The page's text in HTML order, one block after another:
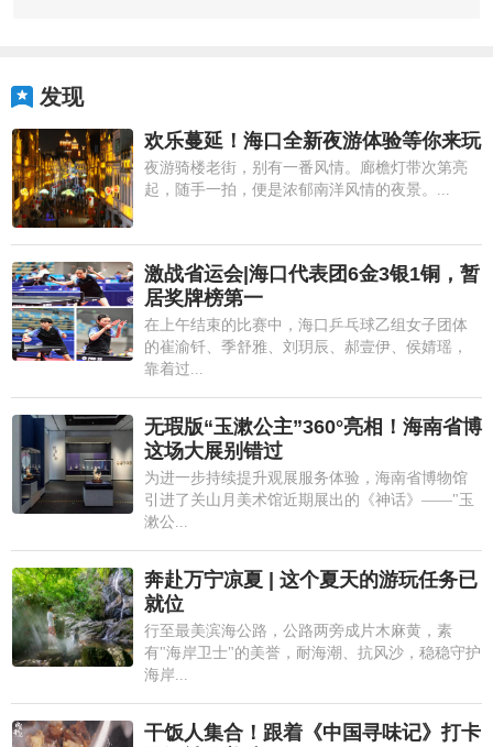
发现
欢乐蔓延！海口全新夜游体验等你来玩
夜游骑楼老街，别有一番风情。廊檐灯带次第亮
起，随手一拍，便是浓郁南洋风情的夜景。...
激战省运会|海口代表团6金3银1铜，暂
居奖牌榜第一
在上午结束的比赛中，海口乒乓球乙组女子团体
的崔渝钎、季舒雅、刘玥辰、郝壹伊、侯婧瑶，
靠着过...
无瑕版“玉漱公主”360°亮相！海南省博
这场大展别错过
为进一步持续提升观展服务体验，海南省博物馆
引进了关山月美术馆近期展出的《神话》——"玉
漱公...
奔赴万宁凉夏 | 这个夏天的游玩任务已
就位
行至最美滨海公路，公路两旁成片木麻黄，素
有"海岸卫士"的美誉，耐海潮、抗风沙，稳稳守护
海岸...
干饭人集合！跟着《中国寻味记》打卡